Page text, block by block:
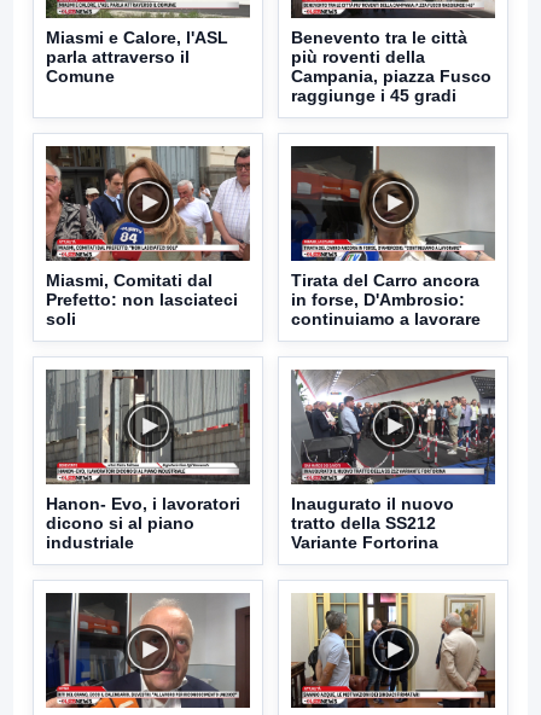
Miasmi e Calore, l'ASL
parla attraverso il
Comune
Benevento tra le città
più roventi della
Campania, piazza Fusco
raggiunge i 45 gradi
Miasmi, Comitati dal
Prefetto: non lasciateci
soli
Tirata del Carro ancora
in forse, D'Ambrosio:
continuiamo a lavorare
Hanon- Evo, i lavoratori
dicono si al piano
industriale
Inaugurato il nuovo
tratto della SS212
Variante Fortorina